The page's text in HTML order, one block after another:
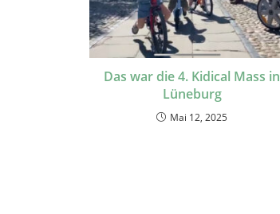
Das war die 4. Kidical Mass in
Lüneburg
Mai 12, 2025